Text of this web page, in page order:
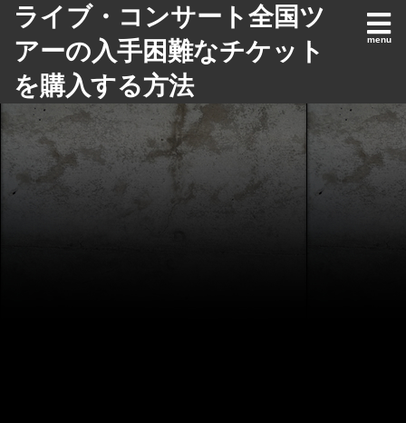
ライブ・コンサート全国ツ
アーの入手困難なチケット
を購入する方法